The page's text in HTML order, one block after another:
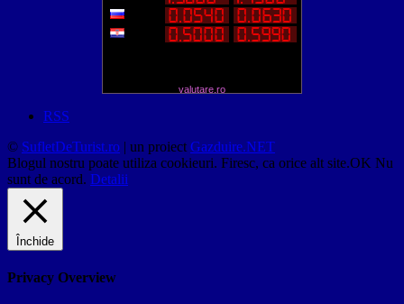
valutare.ro
RSS
© SufletDeTurist.ro | un proiect Gazduire.NET
Blogul nostru poate utiliza cookieuri. Firesc, ca orice alt site.OK Nu
sunt de acord. Detalii
Închide
Privacy Overview